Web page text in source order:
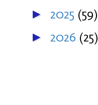
► 2025 (59)
► 2026 (25)